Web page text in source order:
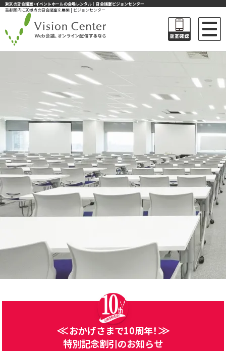
東京の貸会議室・イベントホールの会場レンタル｜貸会議室ビジョンセンター
首都圏内に20拠点の貸会議室を展開 | ビジョンセンター
＜
＜おかげさまで10周年！＞
＞
特別記念割引のお知らせ